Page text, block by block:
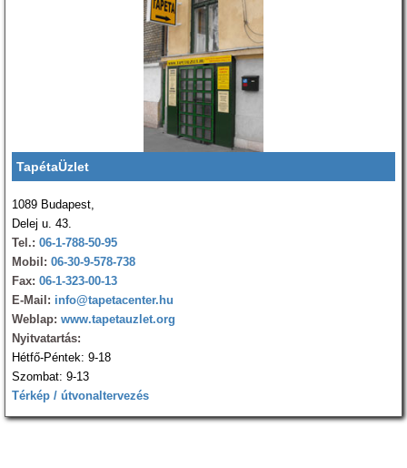
TapétaÜzlet
1089 Budapest,
Delej u. 43.
Tel.: 06-1-788-50-95
Mobil: 06-30-9-578-738
Fax: 06-1-323-00-13
E-Mail: info@tapetacenter.hu
Weblap: www.tapetauzlet.org
Nyitvatartás:
Hétfő-Péntek: 9-18
Szombat: 9-13
Térkép / útvonaltervezés